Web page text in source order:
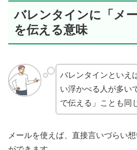
バレンタインに「メ
を伝える意味
バレンタインといえ
い浮かべる人が多い
で伝える」ことも同
メールを使えば、直接言いづらい